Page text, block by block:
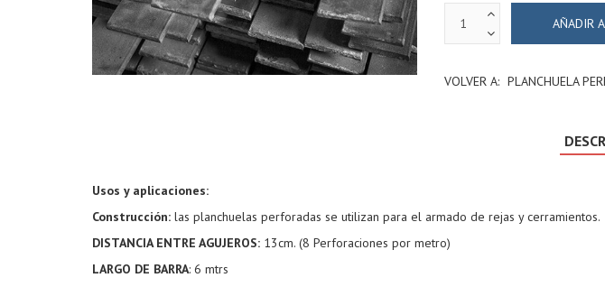
VOLVER A: PLANCHUELA
Usos y aplicaciones:
Construcción: las planchuelas perforadas se utilizan para el armado de rejas y cerramientos.
DISTANCIA ENTRE AGUJEROS: 13cm. (8 Perforaciones por metro)
LARGO DE BARRA: 6 mtrs